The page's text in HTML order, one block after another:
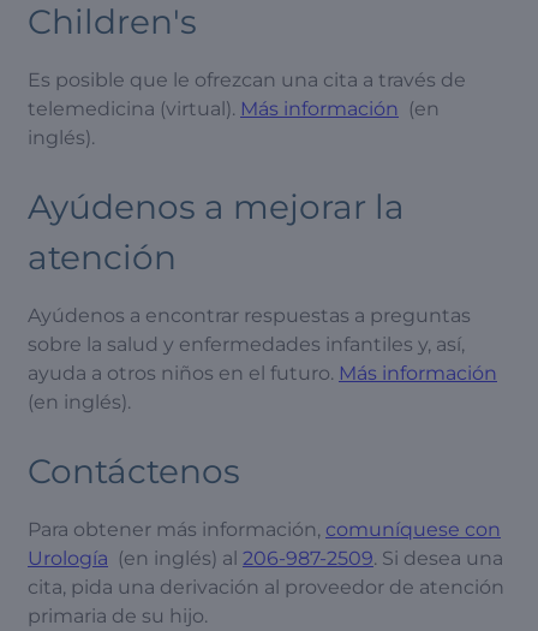
Children's
Es posible que le ofrezcan una cita a través de
telemedicina (virtual). Más información (en
inglés).
Ayúdenos a mejorar la
atención
Ayúdenos a encontrar respuestas a preguntas
sobre la salud y enfermedades infantiles y, así,
ayuda a otros niños en el futuro. Más información
(en inglés).
Contáctenos
Para obtener más información, comuníquese con
Urología (en inglés) al 206-987-2509. Si desea una
cita, pida una derivación al proveedor de atención
primaria de su hijo.